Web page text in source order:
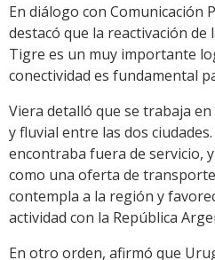
En diálogo con Comunicación
destacó que la reactivación
Tigre es un muy importante
conectividad es fundamental
Viera detalló que se trabaja
y fluvial entre las dos
encontraba fuera de servicio,
como una oferta de
contempla a la región y
actividad con la República
En otro orden, afirmó que